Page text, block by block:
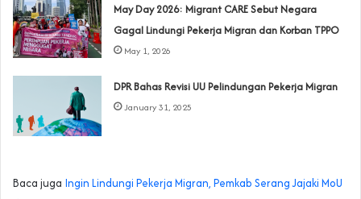
May Day 2026: Migrant CARE Sebut Negara
Gagal Lindungi Pekerja Migran dan Korban TPPO
May 1, 2026
DPR Bahas Revisi UU Pelindungan Pekerja Migran
January 31, 2025
Baca juga Ingin Lindungi Pekerja Migran, Pemkab Serang Jajaki MoU